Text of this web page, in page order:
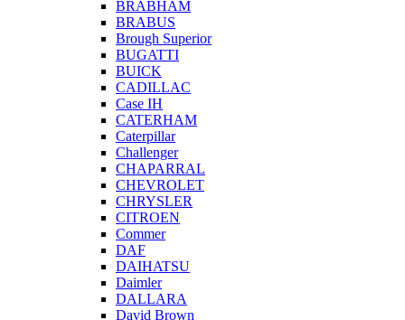
BRABHAM
BRABUS
Brough Superior
BUGATTI
BUICK
CADILLAC
Case IH
CATERHAM
Caterpillar
Challenger
CHAPARRAL
CHEVROLET
CHRYSLER
CITROEN
Commer
DAF
DAIHATSU
Daimler
DALLARA
David Brown